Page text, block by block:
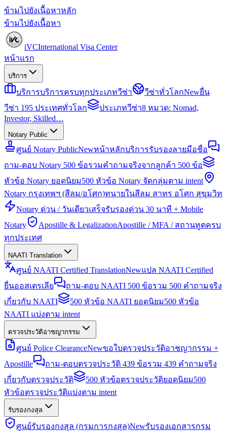
ข้ามไปยังเนื้อหาหลัก
ข้ามไปยังเนื้อหา
iVCInternational Visa Center
หน้าแรก
บริการ
บริการบริการครบทุกประเภทวีซ่า วีซ่าทั่วโลกNewยื่น
วีซ่า 195 ประเทศทั่วโลก
ประเภทวีซ่า8 หมวด: Nomad,
Investor, Skilled…
Notary Public
ศูนย์ Notary PublicNewหน้าหลักบริการรับรองลายมือชื่อ
ถาม-ตอบ Notary 500 ข้อรวมคำถามจริงจากลูกค้า 500 ข้อ
หัวข้อ Notary ยอดนิยม500 หัวข้อ Notary จัดกลุ่มตาม intent
Notary กรุงเทพฯ (สีลม/อโศก)ทนายในสีลม สาทร อโศก สุขุมวิท
Notary ด่วน / วันเดียวเสร็จรับรองด่วน 30 นาที + Mobile
Notary
Apostille & LegalizationApostille / MFA / สถานทูตครบ
ทุกประเทศ
NAATI Translation
ศูนย์ NAATI Certified TranslationNewแปล NAATI Certified
ยื่นออสเตรเลีย
ถาม-ตอบ NAATI 500 ข้อรวม 500 คำถามจริง
เกี่ยวกับ NAATI
500 หัวข้อ NAATI ยอดนิยม500 หัวข้อ
NAATI แบ่งตาม intent
ตรวจประวัติอาชญากรรม
ศูนย์ Police ClearanceNewขอใบตรวจประวัติอาชญากรรม +
Apostille
ถาม-ตอบตรวจประวัติ 439 ข้อรวม 439 คำถามจริง
เกี่ยวกับตรวจประวัติ
500 หัวข้อตรวจประวัติยอดนิยม500
หัวข้อตรวจประวัติแบ่งตาม intent
รับรองกงสุล
ศูนย์รับรองกงสุล (กรมการกงสุล)Newรับรองเอกสารกรม